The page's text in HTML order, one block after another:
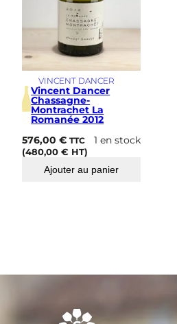
VINCENT DANCER
Vincent Dancer
Chassagne-
Montrachet La
Romanée 2012
576,00€ TTC
(480,00€ HT)
1 en stock
Ajouter au panier